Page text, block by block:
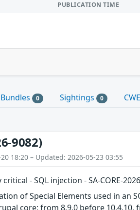
PUBLICATION TIME
Bundles 0 Sightings 0
9082)
18:20 – Updated: 2026-05-23 03:55
- SQL injection - SA-CORE-
of Special Elements used in an
core: from 8.9.0 before